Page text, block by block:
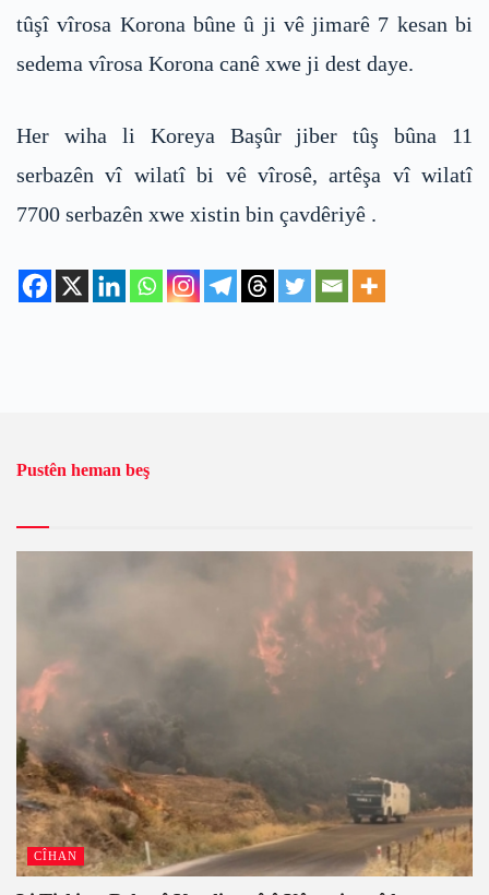
tûşî vîrosa Korona bûne û ji vê jimarê 7 kesan bi
sedema vîrosa Korona canê xwe ji dest daye.
Her wiha li Koreya Başûr jiber tûş bûna 11
serbazên vî wilatî bi vê vîrosê, artêşa vî wilatî
7700 serbazên xwe xistin bin çavdêriyê .
Pustên heman beş
CÎHAN